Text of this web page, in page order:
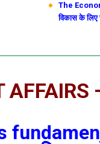
The
विकास के लिए